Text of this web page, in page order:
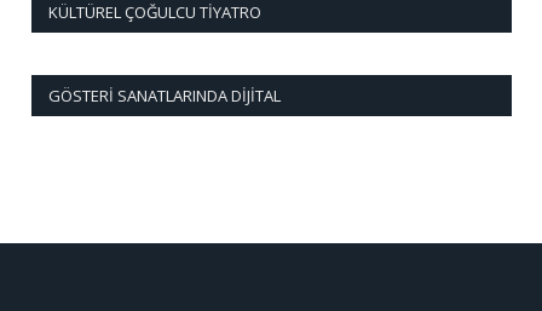
KÜLTÜREL ÇOĞULCU TIYATRO
GÖSTERI SANATLARINDA DIJITAL